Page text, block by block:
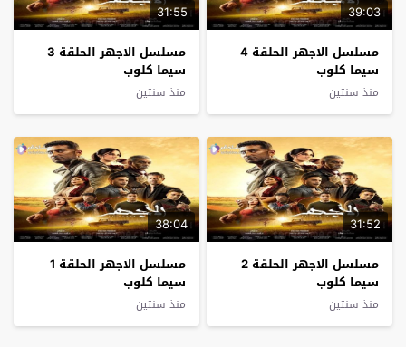
39:03
مسلسل الاجهر الحلقة 4
سيما كلوب
منذ سنتين
31:55
مسلسل الاجهر الحلقة 3
سيما كلوب
منذ سنتين
31:52
مسلسل الاجهر الحلقة 2
سيما كلوب
منذ سنتين
38:04
مسلسل الاجهر الحلقة 1
سيما كلوب
منذ سنتين